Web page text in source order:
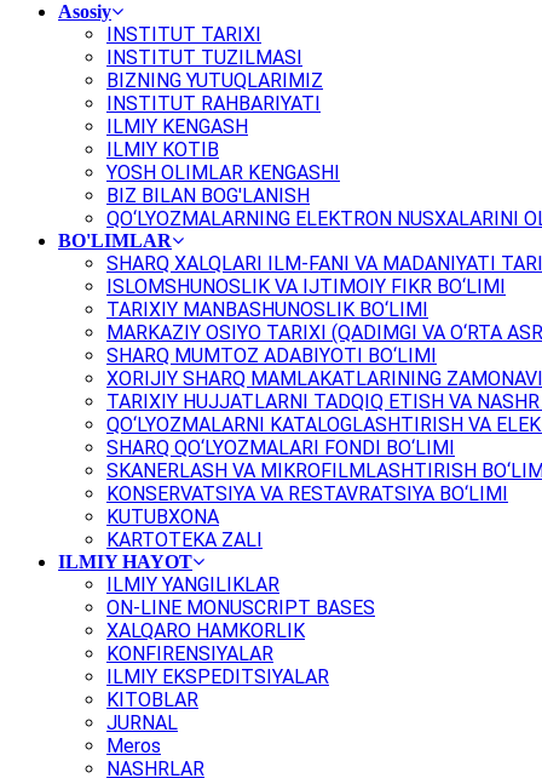
Asosiy
INSTITUT TARIXI
INSTITUT TUZILMASI
BIZNING YUTUQLARIMIZ
INSTITUT RAHBARIYATI
ILMIY KENGASH
ILMIY KOTIB
YOSH OLIMLAR KENGASHI
BIZ BILAN BOG'LANISH
QO‘LYOZMALARNING ELEKTRON NUSXALARINI
BO'LIMLAR
SHARQ XALQLARI ILM-FANI VA MADANIYATI
ISLOMSHUNOSLIK VA IJTIMOIY FIKR BO‘LIMI
TARIXIY MANBASHUNOSLIK BO‘LIMI
MARKAZIY OSIYO TARIXI (QADIMGI VA O‘RTA
SHARQ MUMTOZ ADABIYOTI BO‘LIMI
XORIJIY SHARQ MAMLAKATLARINING
TARIXIY HUJJATLARNI TADQIQ ETISH VA
QO‘LYOZMALARNI KATALOGLASHTIRISH VA
SHARQ QO‘LYOZMALARI FONDI BO‘LIMI
SKANERLASH VA MIKROFILMLASHTIRISH
KONSERVATSIYA VA RESTAVRATSIYA BO‘LIMI
KUTUBXONA
KARTOTEKA ZALI
ILMIY HAYOT
ILMIY YANGILIKLAR
ON-LINE MONUSCRIPT BASES
XALQARO HAMKORLIK
KONFIRENSIYALAR
ILMIY EKSPEDITSIYALAR
KITOBLAR
JURNAL
Meros
NASHRLAR